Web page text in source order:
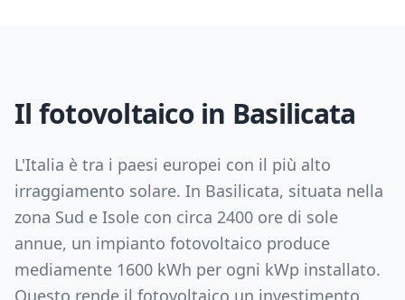
Il fotovoltaico in Basilicata
L'Italia è tra i paesi europei con il più alto
irraggiamento solare. In Basilicata, situata nella
zona Sud e Isole con circa 2400 ore di sole
annue, un impianto fotovoltaico produce
mediamente 1600 kWh per ogni kWp installato.
Questo rende il fotovoltaico un investimento